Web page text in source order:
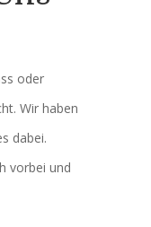
oder
Wir haben
dabei.
vorbei und